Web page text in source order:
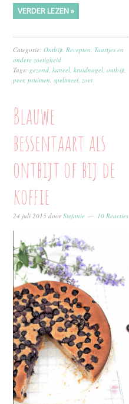
VERDER LEZEN »
Categorie:Ontbijt Recepten ,Taartjes en
andere zoetigheid
Tags: gezond ,kaneel ,kruidnagel ,ontbijt
peer,pruimen ,speltmeel zoet
Blauwe
bessentaart als
ontbijt of bij de
koffie
24 juli 2015 doorStefanie 10 Reacties